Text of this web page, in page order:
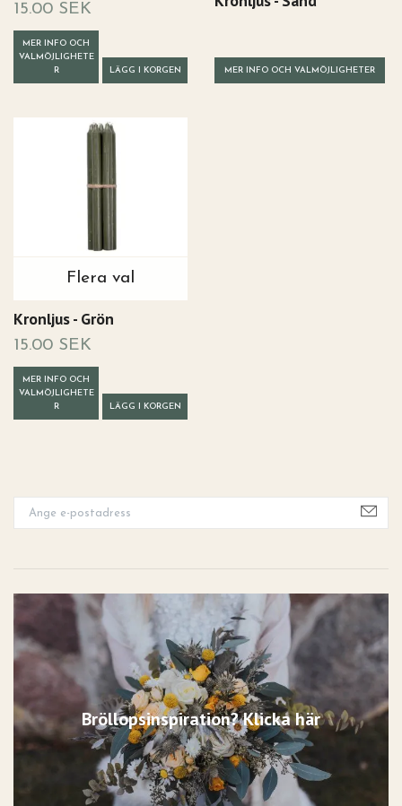
Bröllopsinspiration? Klicka här
15.00 SEK
MER INFO OCH
VALMÖJLIGHETE
R
LÄGG I KORGEN MER INFO OCH VALMÖJLIGHETER
Flera val
Kronljus - Grön
15.00 SEK
MER INFO OCH
VALMÖJLIGHETE
R
LÄGG I KORGEN